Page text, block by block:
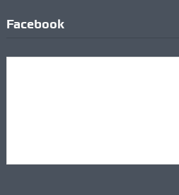
Facebook